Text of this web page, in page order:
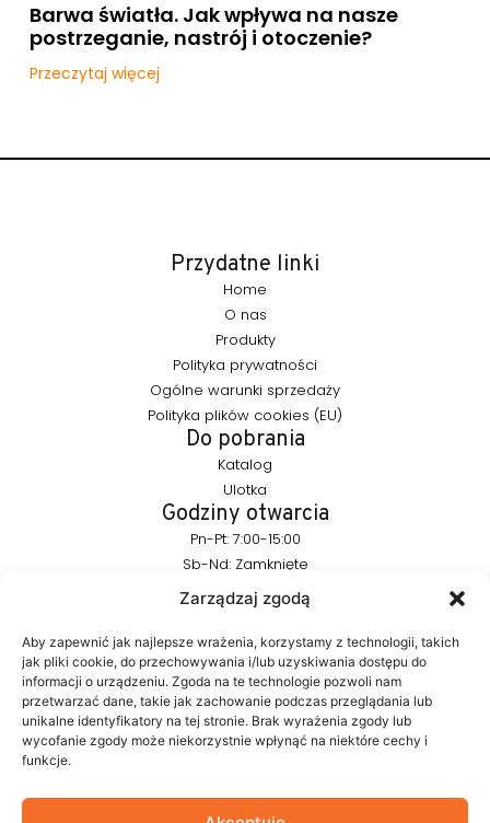
Zarządzaj zgodą
Aby zapewnić jak najlepsze wrażenia, korzystamy z technologii, takich
jak pliki cookie, do przechowywania i/lub uzyskiwania dostępu do
informacji o urządzeniu. Zgoda na te technologie pozwoli nam
przetwarzać dane, takie jak zachowanie podczas przeglądania lub
unikalne identyfikatory na tej stronie. Brak wyrażenia zgody lub
wycofanie zgody może niekorzystnie wpłynąć na niektóre cechy i
funkcje.
Barwa światła. Jak wpływa na nasze
postrzeganie, nastrój i otoczenie?
Przeczytaj więcej
FURNIKA to marka z branży oświetleniowej, specjalizująca się w
nowoczesnych rozwiązaniach LED do mebli. Tworzymy
produkty, które w subtelny sposób podkreślają formę mebla i
autorskie rozwiązania projektowane z myślą o estetyce i
Przydatne linki
Home
O nas
Produkty
Polityka prywatności
Ogólne warunki sprzedaży
Polityka plików cookies (EU)
Do pobrania
Katalog
Ulotka
Godziny otwarcia
Pn-Pt: 7:00-15:00
Sb-Nd: Zamknięte
Pozostańmy w kontakcie
info@furnika.pl
+48 (77) 544 91 28